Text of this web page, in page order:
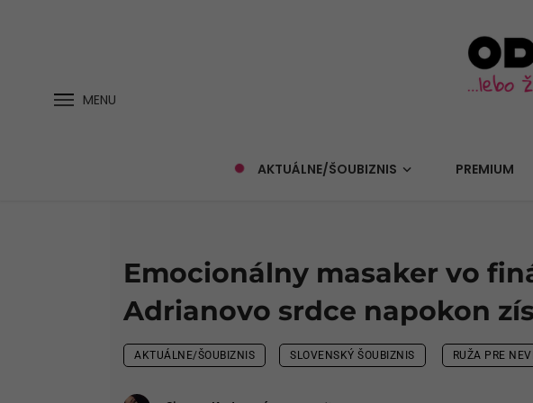
MENU
AKTUÁLNE/ŠOUBIZNIS PREMIUM
Emocionálny masaker vo
Adrianovo srdce napokon
AKTUÁLNE/ŠOUBIZNIS SLOVENSKÝ ŠOUBIZNIS RUŽA PRE